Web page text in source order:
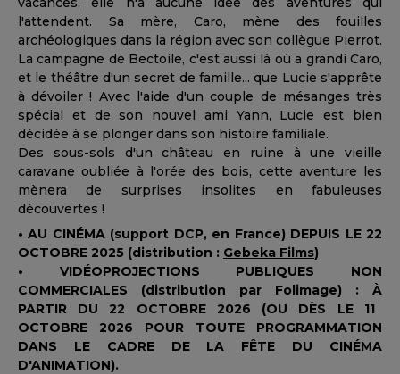
l'attendent. Sa mère, Caro, mène des fouilles
archéologiques dans la région avec son collègue Pierrot.
La campagne de Bectoile, c'est aussi là où a grandi Caro,
et le théâtre d'un secret de famille... que Lucie s'apprête
à dévoiler ! Avec l'aide d'un couple de mésanges très
spécial et de son nouvel ami Yann, Lucie est bien
décidée à se plonger dans son histoire familiale.
Des sous-sols d'un château en ruine à une vieille
caravane oubliée à l'orée des bois, cette aventure les
mènera de surprises insolites en fabuleuses
découvertes !
• AU CINÉMA (support DCP, en France) DEPUIS LE 22
OCTOBRE 2025 (distribution : Gebeka Films)
• VIDÉOPROJECTIONS PUBLIQUES NON
COMMERCIALES (distribution par Folimage) : À
PARTIR DU 22 OCTOBRE 2026 (OU DÈS LE 11
OCTOBRE 2026 POUR TOUTE PROGRAMMATION
DANS LE CADRE DE LA FÊTE DU CINÉMA
D'ANIMATION).